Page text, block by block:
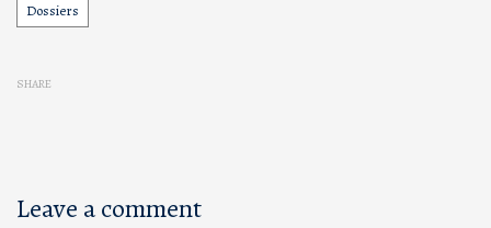
Dossiers
SHARE
Leave a comment